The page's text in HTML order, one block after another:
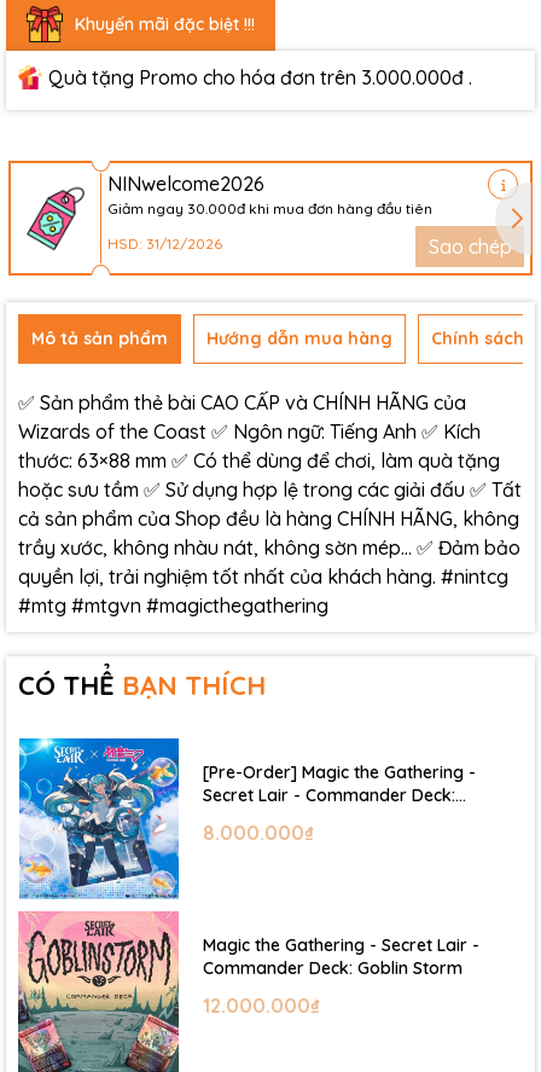
Khuyến mãi đặc biệt !!!
Quà tặng Promo cho hóa đơn trên 3.000.000đ .
NINwelcome2026
Giảm ngay 30.000đ khi mua đơn hàng đầu tiên
HSD: 31/12/2026
Sao chép
Mô tả sản phẩm Hướng dẫn mua hàng Chính sách
✅ Sản phẩm thẻ bài CAO CẤP và CHÍNH HÃNG của
Wizards of the Coast ✅ Ngôn ngữ: Tiếng Anh ✅ Kích
thước: 63×88 mm ✅ Có thể dùng để chơi, làm quà tặng
hoặc sưu tầm ✅ Sử dụng hợp lệ trong các giải đấu ✅ Tất
cả sản phẩm của Shop đều là hàng CHÍNH HÃNG, không
trầy xước, không nhàu nát, không sờn mép… ✅ Đảm bảo
quyền lợi, trải nghiệm tốt nhất của khách hàng. #nintcg
#mtg #mtgvn #magicthegathering
CÓ THỂ BẠN THÍCH
[Pre-Order] Magic the Gathering -
Secret Lair - Commander Deck:
8.000.000₫
Magic the Gathering - Secret Lair -
Commander Deck: Goblin Storm
12.000.000₫